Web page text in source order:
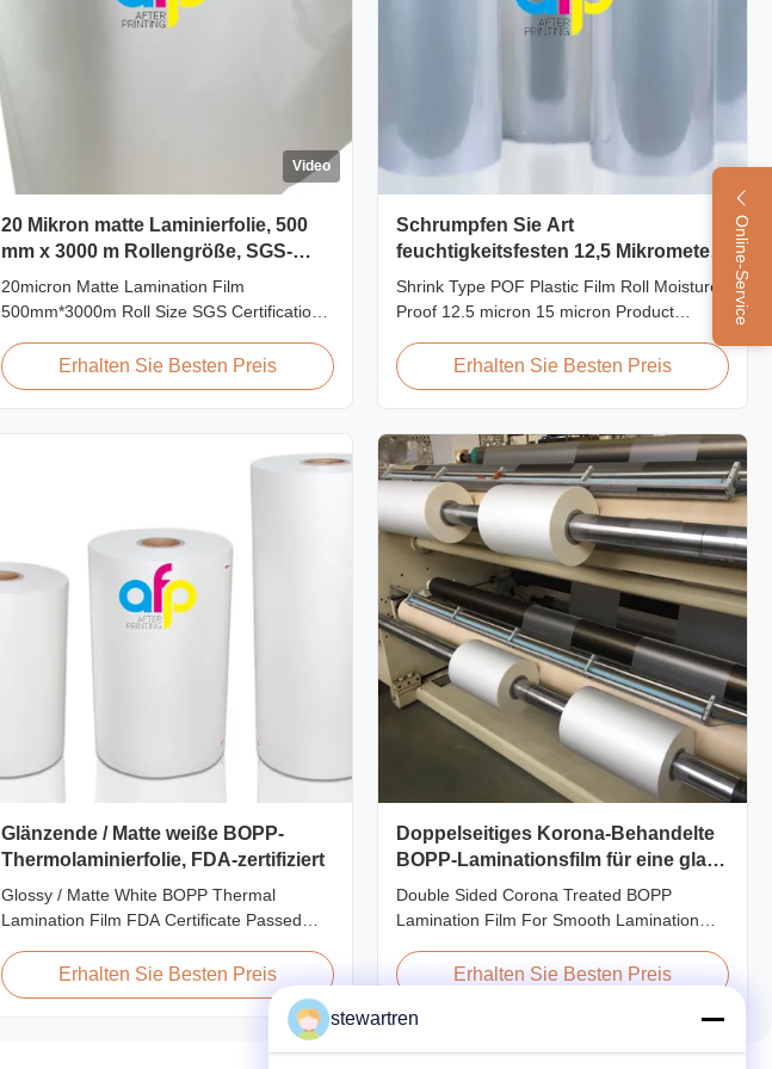
Online-Service
Video
20 Mikron matte Laminierfolie, 500
mm x 3000 m Rollengröße, SGS-
Zertifizierung
20micron Matte Lamination Film
500mm*3000m Roll Size SGS Certification
Factory Price 20micron Matte Lamination
Film achieved top sales quantity among
includes offering factory pricing ...
Erhalten Sie Besten Preis
Schrumpfen Sie Art
feuchtigkeitsfesten 12,5 Mikrometer
des POF-Plastikfilmstreifens 15
Mikrometer
Shrink Type POF Plastic Film Roll Moisture
Proof 12.5 micron 15 micron Product
Overview Polyolefin POF Heat Shrink Wrap
Film is the most widely used shrink
packaging material due to being cost-
tamper-evident. This clear, elastic film with
smooth texture is ...
Erhalten Sie Besten Preis
Glänzende / Matte weiße BOPP-
Thermolaminierfolie, FDA-zertifiziert
Glossy / Matte White BOPP Thermal
Lamination Film FDA Certificate Passed
Laminating Film BOPP Thermal Lamination
Film is a plastic thin film designed for paper
lamination. It utilizes BOPP film as the base
material layer and EVA as the heat-sensitive
Erhalten Sie Besten Preis
Doppelseitiges Korona-Behandelte
BOPP-Laminationsfilm für eine glatte
Lamination
Double Sided Corona Treated BOPP
Lamination Film For Smooth Lamination
Films are manufactured using Multiple
finish and excellent adhesion to printed
Erhalten Sie Besten Preis
stewartren